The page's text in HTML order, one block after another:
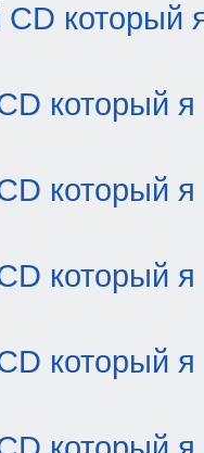
который
который я
который я
который я
который я